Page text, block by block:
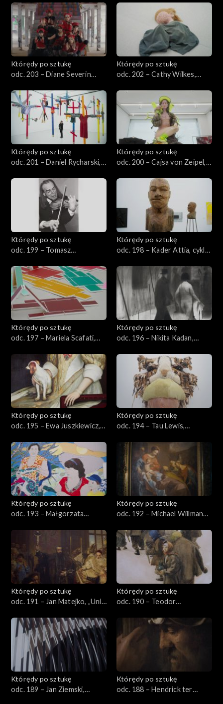
Balast”
Którędy po sztukę
odc. 203 – Diane Severin
chorobą”
Którędy po sztukę
odc. 202 – Cathy Wilkes,
Którędy po sztukę
odc. 201 – Daniel Rycharski,
Którędy po sztukę
odc. 200 – Cajsa von Zeipel,
Którędy po sztukę
odc. 199 – Tomasz
Którędy po sztukę
odc. 198 – Kader Attia, cykl
poprawiona”
Którędy po sztukę
odc. 197 – Mariela Scafati,
Którędy po sztukę
odc. 196 – Nikita Kadan,
Którędy po sztukę
odc. 195 – Ewa Juszkiewicz,
van den Templem)”
Którędy po sztukę
odc. 194 – Tau Lewis,
Którędy po sztukę
odc. 193 – Małgorzata
świat – czerwiec”
Którędy po sztukę
odc. 192 – Michael Willmann,
Którędy po sztukę
odc. 191 – Jan Matejko, „Unia
Którędy po sztukę
odc. 190 – Teodor
Którędy po sztukę
odc. 189 – Jan Ziemski,
Którędy po sztukę
odc. 188 – Hendrick ter